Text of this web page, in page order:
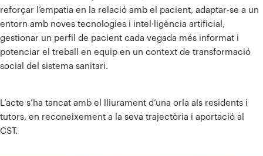
reforçar l’empatia en la relació amb el pacient, adaptar-se a un
entorn amb noves tecnologies i intel·ligència artificial,
gestionar un perfil de pacient cada vegada més informat i
potenciar el treball en equip en un context de transformació
social del sistema sanitari.
L’acte s’ha tancat amb el lliurament d’una orla als residents i
tutors, en reconeixement a la seva trajectòria i aportació al
CST.